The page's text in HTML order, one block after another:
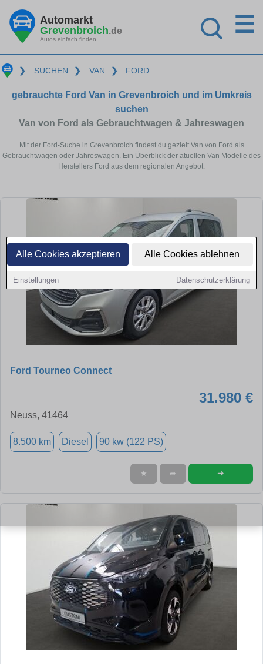
Alle Cookies akzeptieren Alle Cookies ablehnen
Einstellungen Datenschutzerklärung
Automarkt
Grevenbroich.de
Autos einfach finden
☰
❯ SUCHEN ❯ VAN ❯ FORD
gebrauchte Ford Van in Grevenbroich und im Umkreis
suchen
Van von Ford als Gebrauchtwagen & Jahreswagen
Mit der Ford-Suche in Grevenbroich findest du gezielt Van von Ford als
Gebrauchtwagen oder Jahreswagen. Ein Überblick der atuellen Van Modelle des
Herstellers Ford aus dem regionalen Angebot.
Ford Tourneo Connect
31.980 €
Neuss, 41464
8.500 km Diesel 90 kw (122 PS)
★ ➦ ➜